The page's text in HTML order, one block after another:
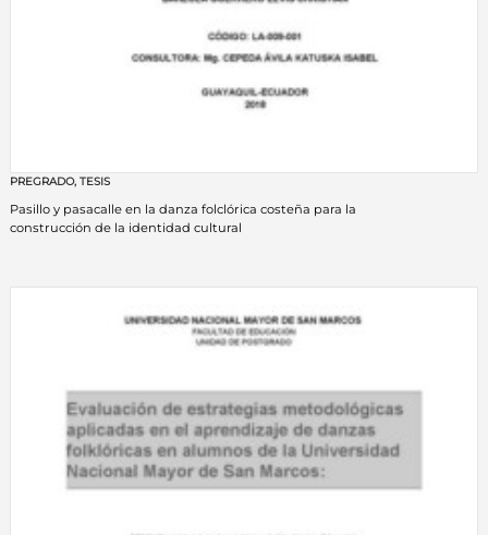
PREGRADO, TESIS
Pasillo y pasacalle en la danza folclórica costeña para la
construcción de la identidad cultural